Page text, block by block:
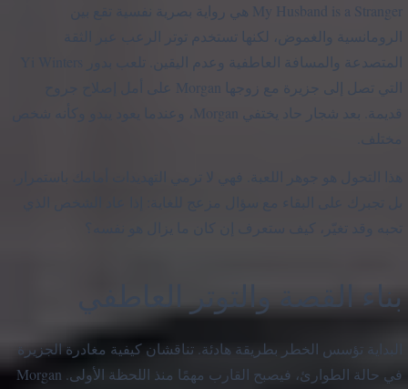
My Husband is a Stranger هي رواية بصرية نفسية تقع بين
الرومانسية والغموض، لكنها تستخدم توتر الرعب عبر الثقة
التي تصل إلى جزيرة مع زوجها Morgan على أمل إصلاح جروح
قديمة. بعد شجار حاد يختفي Morgan، وعندما يعود يبدو وكأنه شخص
مختلف.
بناء القصة والتوتر العاطفي
البداية تؤسس الخطر بطريقة هادئة. تناقشان كيفية مغادرة الجزيرة
في حالة الطوارئ، فيصبح القارب مهمًا منذ اللحظة الأولى. Morgan